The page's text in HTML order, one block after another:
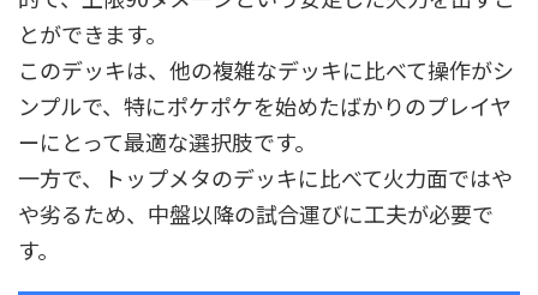
とができます。
このデッキは、他の複雑なデッキに比べて操作がシ
ンプルで、特にポケポケを始めたばかりのプレイヤ
ーにとって最適な選択肢です。
一方で、トップメタのデッキに比べて火力面ではや
や劣るため、中盤以降の試合運びに工夫が必要で
す。